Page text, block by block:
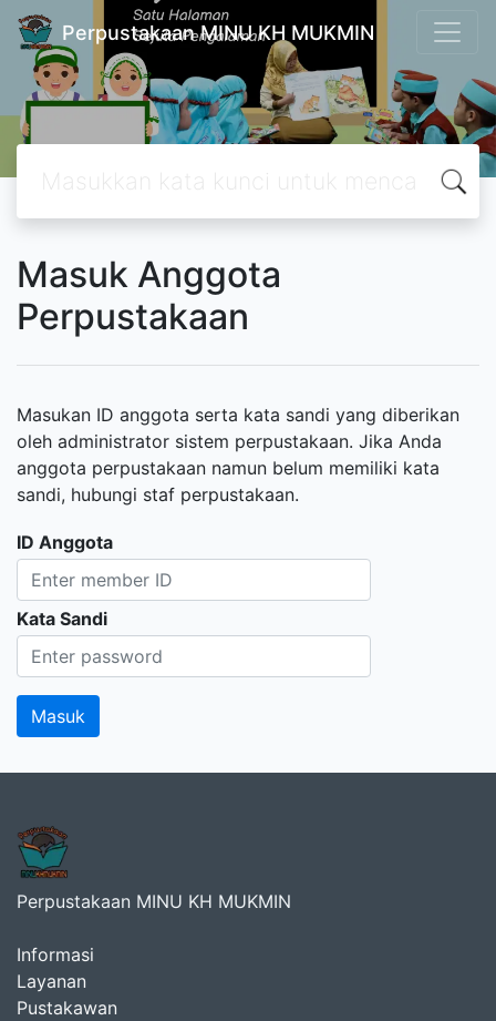
Perpustakaan MINU KH MUKMIN
Masuk Anggota
Perpustakaan
Masukan ID anggota serta kata sandi yang diberikan
oleh administrator sistem perpustakaan. Jika Anda
anggota perpustakaan namun belum memiliki kata
sandi, hubungi staf perpustakaan.
ID Anggota
Kata Sandi
Perpustakaan MINU KH MUKMIN
Informasi
Layanan
Pustakawan